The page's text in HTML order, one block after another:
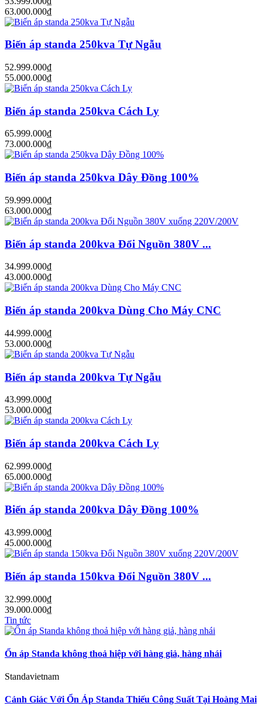
63.000.000₫
Biến áp standa 250kva Tự Ngẫu
52.999.000₫
55.000.000₫
Biến áp standa 250kva Cách Ly
65.999.000₫
73.000.000₫
Biến áp standa 250kva Dây Đồng 100%
59.999.000₫
63.000.000₫
Biến áp standa 200kva Đổi Nguồn 380V ...
34.999.000₫
43.000.000₫
Biến áp standa 200kva Dùng Cho Máy CNC
44.999.000₫
53.000.000₫
Biến áp standa 200kva Tự Ngẫu
43.999.000₫
53.000.000₫
Biến áp standa 200kva Cách Ly
62.999.000₫
65.000.000₫
Biến áp standa 200kva Dây Đồng 100%
43.999.000₫
45.000.000₫
Biến áp standa 150kva Đổi Nguồn 380V ...
32.999.000₫
39.000.000₫
Tin tức
Ổn áp Standa không thoả hiệp với hàng giả, hàng nhái
Standavietnam
Cảnh Giác Với Ổn Áp Standa Thiếu Công Suất Tại Hoàng Mai